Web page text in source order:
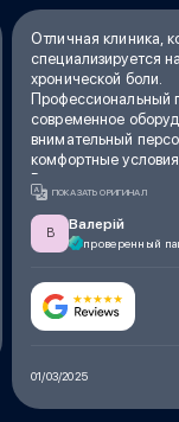
Отличная клиника,
специализируется
хронической боли.
Профессиональный
современное
внимательный
комфортные условия
Результаты лечения
ожидания – боль
уменьшилась, и
улучшилось.
с болью.
ПОКАЗАТЬ ОРИГИНАЛ
В
Валерій
проверенный
01/03/2025